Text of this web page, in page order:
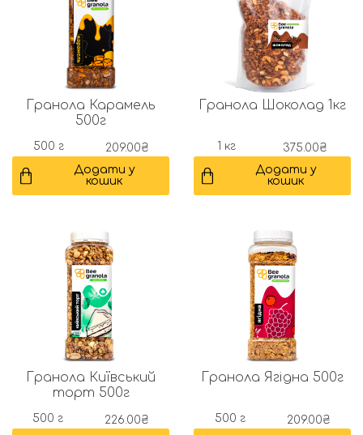
Гранола Карамель
500г
500 г 209.00₴
Додати у
кошик
Гранола Шоколад 1кг
1 кг 375.00₴
Додати у
кошик
Гранола Київський
торт 500г
500 г 226.00₴
Гранола Ягідна 500г
500 г 209.00₴